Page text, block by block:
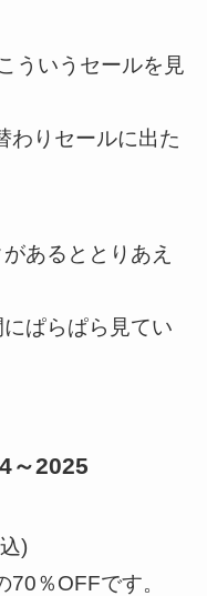
ういうセールを見
わりセールに出た
あるととりあえ
ぱらぱら見てい
～2025
)
％OFFです。